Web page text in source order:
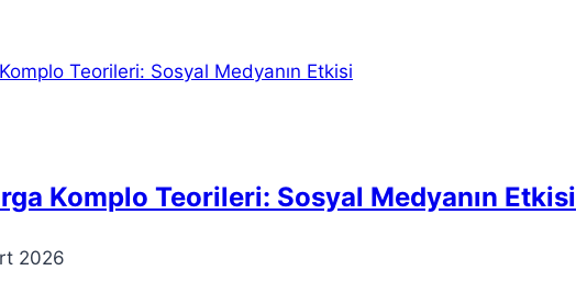
Görüşmesi:
Komplo Teorileri: Sosyal Medyanın Etkisi
2026